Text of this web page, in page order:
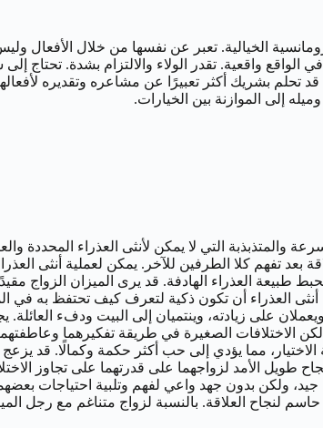
الخيالية. تعبر عن نفسها من خلال الأفعال
واقعية. تقدر الولاء والالتزام بشدة. تحتاج
بشريك أكثر تعبيرًا عن مشاعره وتقديره
إلى الموازنة بين الخيارات.
والمتذبذبة التي لا يمكن لأنثى العذراء المحددة
بعد تفهم كلا الطرفين للآخر. يمكن لعملية أنثى
طبيعة العذراء الهادفة. قد يرى الميزان الزواج
أنثى العذراء أن تكون ذكية لتعرف كيف تحتفظ به في
على زيادته، وينتميان إلى البيت ودفء العائلة.
الاختلافات الصغيرة في طريقة تفكيرهما
الاختيار، مما يؤدي إلى حب أكثر حكمة وكمالًا. قد
طويل الأمد لزواجهما على قدرتهما على تجاوز
جيد، ولكن بدون جهد واعي لفهم وتلبية احتياجات
لنجاح العلاقة. بالنسبة لزواج متناغم مع رجل